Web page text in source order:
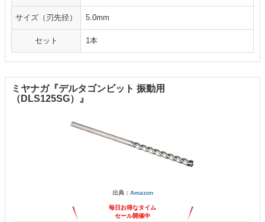
サイズ（刃先径） 5.0mm
セット 1本
ミヤナガ『デルタゴンビット 振動用
（DLS125SG）』
出典： Amazon
毎日お得なタイム
セール開催中